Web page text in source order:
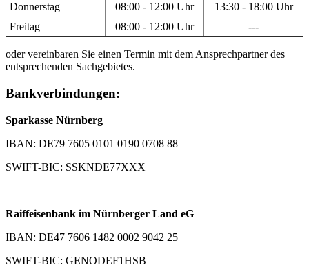
Donnerstag 08:00 - 12:00 Uhr
13:30 - 18:00 Uhr
Freitag
08:00 - 12:00 Uhr ---
oder vereinbaren Sie einen Termin mit dem Ansprechpartner des
entsprechenden Sachgebietes.
Bankverbindungen:
Sparkasse Nürnberg
IBAN: DE79 7605 0101 0190 0708 88
SWIFT-BIC: SSKNDE77XXX
Raiffeisenbank im Nürnberger Land eG
IBAN: DE47 7606 1482 0002 9042 25
SWIFT-BIC: GENODEF1HSB